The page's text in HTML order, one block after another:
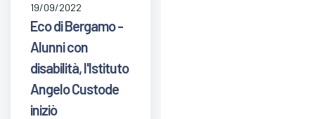
19/09/2022
Eco di Bergamo -
Alunni con
disabilità, l'Istituto
Angelo Custode
iniziò